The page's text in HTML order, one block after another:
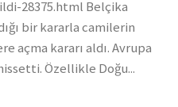
28375.html Belçika
bir kararla camilerin
açma kararı aldı. Avrupa
Özellikle Doğu...